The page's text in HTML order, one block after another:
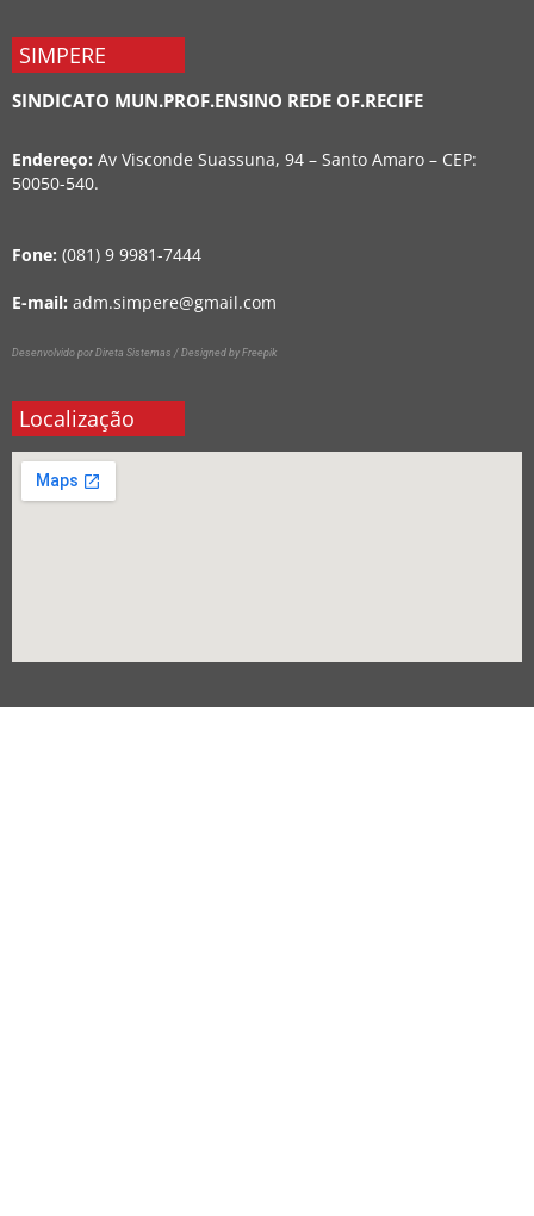
SIMPERE
SINDICATO MUN.PROF.ENSINO REDE OF.RECIFE
Endereço: Av Visconde Suassuna, 94 – Santo Amaro – CEP:
50050-540.
Fone: (081) 9 9981-7444
E-mail: adm.simpere@gmail.com
Desenvolvido por Direta Sistemas / Designed by Freepik
Localização